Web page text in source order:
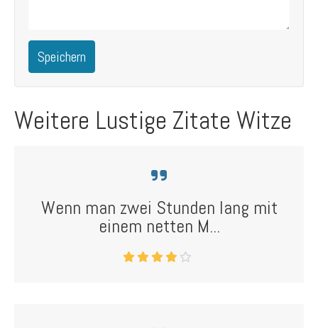
Speichern
Weitere Lustige Zitate Witze
Wenn man zwei Stunden lang mit
einem netten M...